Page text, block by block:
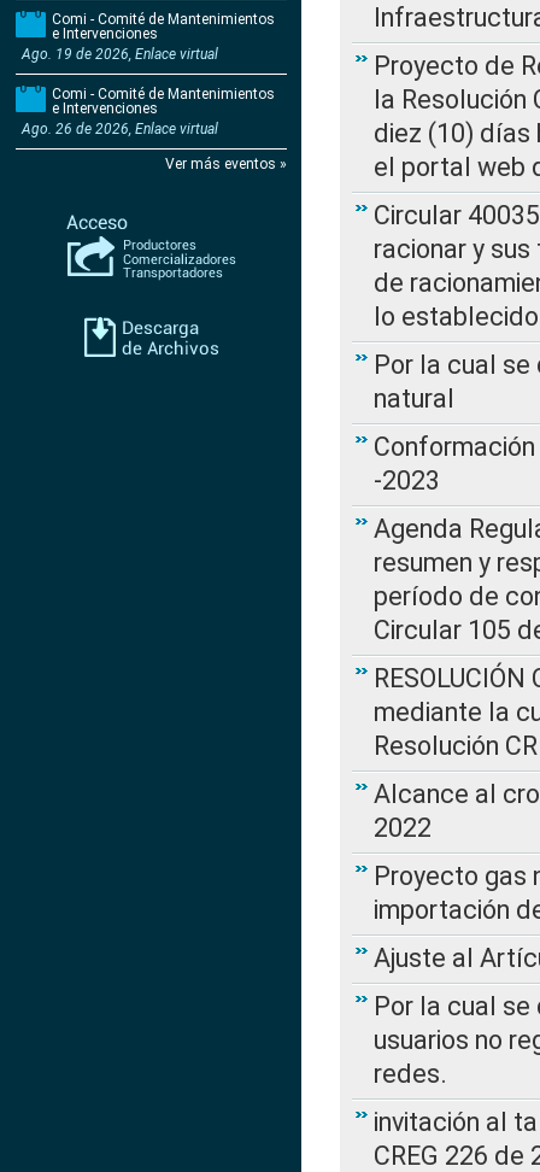
Comi - Comité de Mantenimientos
e Intervenciones
Ago. 19 de 2026, Enlace virtual
Comi - Comité de Mantenimientos
e Intervenciones
Ago. 26 de 2026, Enlace virtual
Ver más eventos »
Proyecto de
la Resolución
diez (10) días
el portal web
Circular
racionar y
de
lo
Por la cual
natural
-2023
Agenda
resumen y
período de
Circular 105
mediante la
Resolución
Alcance al
2022
Proyecto gas
importación
Ajuste al
Por la cual
usuarios no
redes.
invitación al
CREG 226